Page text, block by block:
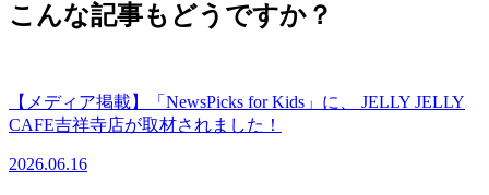
こんな記事もどうですか？
【メディア掲載】「NewsPicks for Kids」に、 JELLY JELLY
CAFE吉祥寺店が取材されました！
2026.06.16